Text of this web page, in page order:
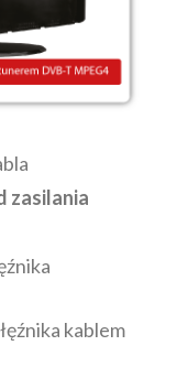
zasilania
kablem